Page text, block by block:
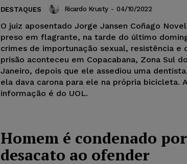
DESTAQUES Ricardo Krusty - 04/10/2022
O juiz aposentado Jorge Jansen Coñago
preso em flagrante, na tarde do último
crimes de importunação sexual, resistência e
prisão aconteceu em Copacabana, Zona Sul
Janeiro, depois que ele assediou uma
ela dava carona para ele na própria bicicleta. A
informação é do UOL.
Homem é condenado por
desacato ao ofender